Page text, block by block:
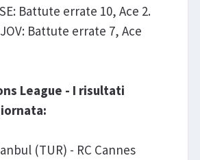
Battute errate 10, Ace 2.
Battute errate 7, Ace
League - I risultati
(TUR) - RC Cannes